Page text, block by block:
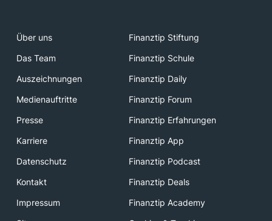
Über uns
Finanztip Stiftung
Das Team
Finanztip Schule
Auszeichnungen
Finanztip Daily
Medienauftritte
Finanztip Forum
Presse
Finanztip Erfahrungen
Karriere
Finanztip App
Datenschutz
Finanztip Podcast
Kontakt
Finanztip Deals
Impressum
Finanztip Academy